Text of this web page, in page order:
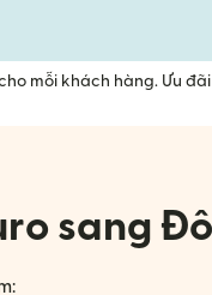
mỗi khách hàng. Ưu
sang